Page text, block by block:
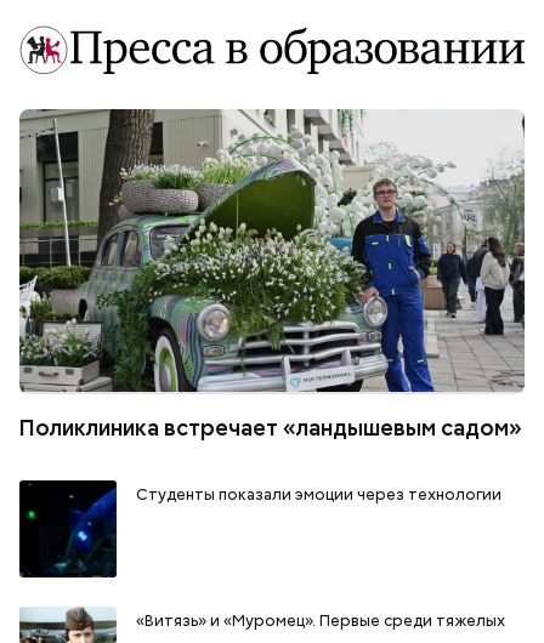
Поликлиника встречает «ландышевым садом»
Студенты показали эмоции через технологии
«Витязь» и «Муромец». Первые среди тяжелых